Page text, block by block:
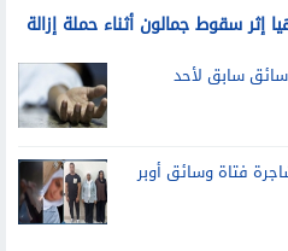
إثر سقوط جمالون أثناء حملة إزالة
سابق لأحد
فتاة وسائق أوبر